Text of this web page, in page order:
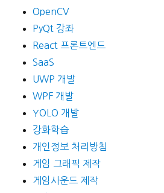
OpenCV
PyQt 강좌
React 프론트엔드
SaaS
UWP 개발
WPF 개발
YOLO 개발
강화학습
개인정보 처리방침
게임 그래픽 제작
게임사운드 제작